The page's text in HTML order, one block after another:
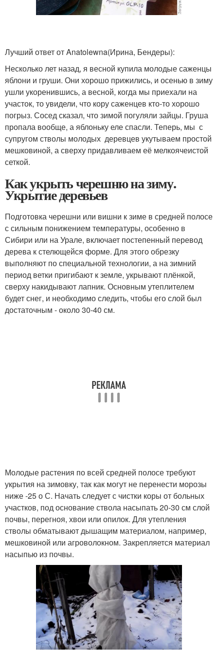
Лучший ответ от Anatolewna(Ирина, Бендеры):
Несколько лет назад, я весной купила молодые саженцы
яблони и груши. Они хорошо прижились, и осенью в зиму
ушли укоренившись, а весной, когда мы приехали на
участок, то увидели, что кору саженцев кто-то хорошо
погрыз. Сосед сказал, что зимой погуляли зайцы. Груша
пропала вообще, а яблоньку еле спасли. Теперь, мы с
супругом стволы молодых деревцев укутываем простой
мешковиной, а сверху придавливаем её мелкоячеистой
сеткой.
Как укрыть черешню на зиму.
Укрытие деревьев
Подготовка черешни или вишни к зиме в средней полосе
с сильным понижением температуры, особенно в
Сибири или на Урале, включает постепенный перевод
дерева к стелющейся форме. Для этого обрезку
выполняют по специальной технологии, а на зимний
период ветки пригибают к земле, укрывают плёнкой,
сверху накидывают лапник. Основным утеплителем
будет снег, и необходимо следить, чтобы его слой был
достаточным - около 30-40 см.
Молодые растения по всей средней полосе требуют
укрытия на зимовку, так как могут не перенести морозы
ниже -25 о С. Начать следует с чистки коры от больных
участков, под основание ствола насыпать 20-30 см слой
почвы, перегноя, хвои или опилок. Для утепления
стволы обматывают дышащим материалом, например,
мешковиной или агроволокном. Закрепляется материал
насыпью из почвы.